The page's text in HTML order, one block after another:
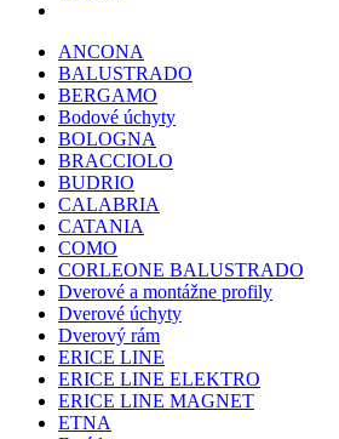
ANCONA
BALUSTRADO
BERGAMO
Bodové úchyty
BOLOGNA
BRACCIOLO
BUDRIO
CALABRIA
CATANIA
COMO
CORLEONE BALUSTRADO
Dverové a montážne profily
Dverové úchyty
Dverový rám
ERICE LINE
ERICE LINE ELEKTRO
ERICE LINE MAGNET
ETNA